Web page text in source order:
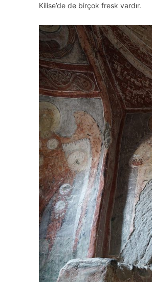
Kilise’de de birçok fresk vardır.